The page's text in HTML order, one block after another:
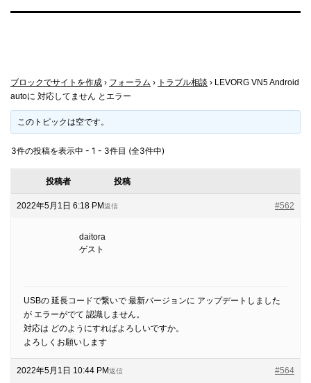
ブロックでサイトを作成 › フォーラム › トラブル相談 › LEVORG VN5 Android
autoに 対応してません とエラー
このトピックは空です。
3件の投稿を表示中 - 1 - 3件目 (全3件中)
投稿者 投稿
2022年5月1日 6:18 PM #562
返信
daitora
ゲスト
USBの 延長コードで繋いで 最新バージョンに アップデートしました
が エラーがでて 認識しません。
対応は どのようにすればよろしいですか。
よろしくお願いします
2022年5月1日 10:44 PM #564
返信